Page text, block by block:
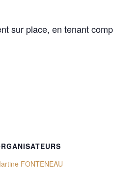
sur place, en tenant
FONTENEAU